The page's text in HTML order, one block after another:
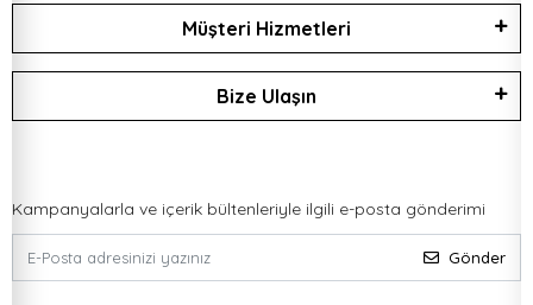
Müşteri Hizmetleri
Bize Ulaşın
Kampanyalarla ve içerik bültenleriyle ilgili e-posta gönderimi
Gönder